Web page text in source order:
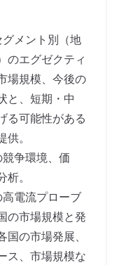
メント別（地
のエグゼクティ
場規模、今後の
と、短期・中
る可能性がある
。
争環境、価
。
電流プローブ
の市場規模と発
の市場発展、
ス、市場規模な